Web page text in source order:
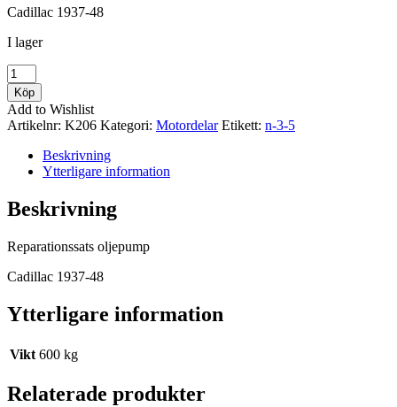
Cadillac 1937-48
I lager
Reparationssats
oljepump
mängd
Köp
Add to Wishlist
Artikelnr: K206 Kategori: Motordelar Etikett: n-3-5
Beskrivning
Ytterligare information
Beskrivning
Reparationssats oljepump
Cadillac 1937-48
Ytterligare information
Vikt 600 kg
Relaterade produkter